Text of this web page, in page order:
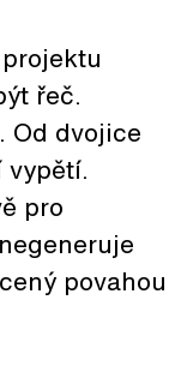
řeč.
Od dvojice
pro
povahou